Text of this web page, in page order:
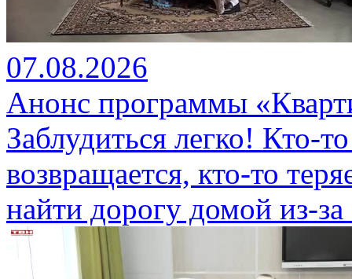
07.08.2026
Анонс программы
Заблудиться легко! Кто-
возвращается, кто-то
найти дорогу домой из-за